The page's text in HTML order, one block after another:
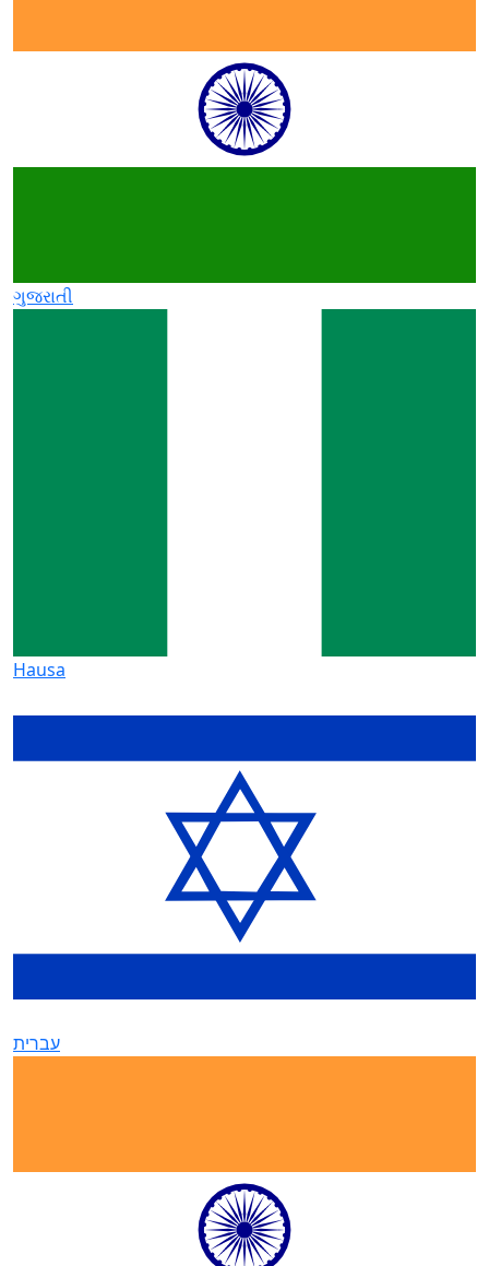
ગુજરાતી
Hausa
עברית